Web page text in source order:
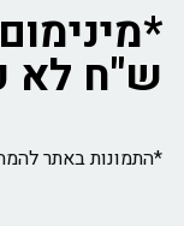
ש"ח לא
*התמונות באתר